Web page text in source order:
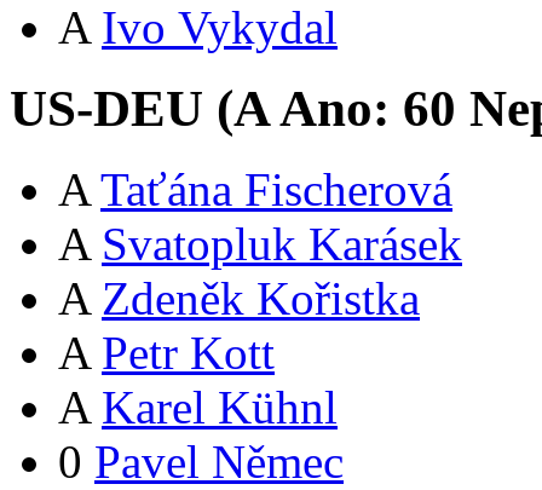
A Ivo Vykydal
US-DEU (AAno: 60
A Taťána Fischerová
A Svatopluk Karásek
A Zdeněk Kořistka
A Petr Kott
A Karel Kühnl
0 Pavel Němec